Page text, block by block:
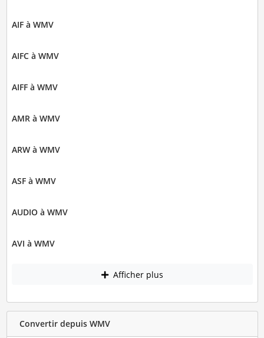
AIF à WMV
AIFC à WMV
AIFF à WMV
AMR à WMV
ARW à WMV
ASF à WMV
AUDIO à WMV
AVI à WMV
Afficher plus
Convertir depuis WMV